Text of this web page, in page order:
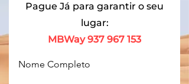
Pague Já para garantir o seu
lugar:
MBWay937 967 153
Nome Completo